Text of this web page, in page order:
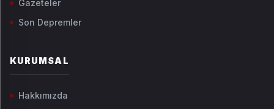
Gazeteler
Son Depremler
KURUMSAL
Hakkımızda